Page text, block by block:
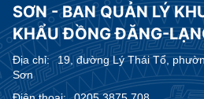
SƠN - BAN QUẢN LÝ
KHẨU ĐỒNG ĐĂNG-
Địa chỉ:
19, đường Lý Thái Tổ,
Sơn